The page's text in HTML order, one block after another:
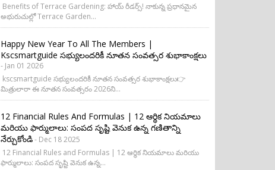
Benefits of Terrace Gardening: హాయ్ రీడర్స్! నాకున్న ప్రధానమైన
అభురుచుల్లో Terrace Garden...
Happy New Year To All The Members |
Kscsmartguide సభ్యులందరికీ నూతన సంవత్సర శుభాకాంక్షలు
- Jan 01 2026
kscsmartguide సభ్యులందరికీ నూతన సంవత్సర శుభాకాంక్షలు👉
మిత్రులారా ఈ నూతన సంవత్సరం 2026ని...
12 Financial Rules And Formulas | 12 ఆర్థిక నియమాలు
మరియు ఫార్ములాలు: సంపద సృష్టి వెనుక ఉన్న గణితాన్ని
నేర్చుకోండి- Dec 18 2025
12 Financial Rules and Formulas | 12 ఆర్థిక నియమాలు మరియు
ఫార్ములాలు: సంపద సృష్టి వెనుక ఉన్న...